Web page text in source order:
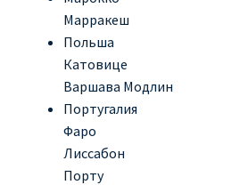
Марракеш
Польша
Катовице
Варшава Модлин
Португалия
Фаро
Лиссабон
Порту